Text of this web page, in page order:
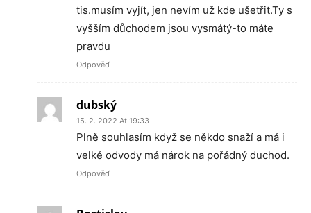
tis.musím vyjít, jen nevím už kde ušetřit.Ty s
vyšším důchodem jsou vysmátý-to máte
pravdu
Odpověď
dubský
15. 2. 2022 At 19:33
Plně souhlasím když se někdo snaží a má i
velké odvody má nárok na pořádný duchod.
Odpověď